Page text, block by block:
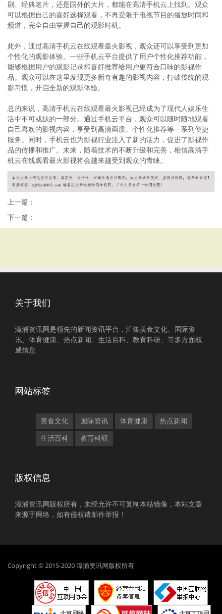
剧、经典老片，还是国外的大片，都能在高清手机云上找到。观众
可以根据自己的喜好选择观看，不再受限于电视节目的播放时间和
频道，完全自由掌握自己的观影时机。
此外，通过高清手机云在线观看最火影视，观众还可以享受到更加
个性化的观影体验。一些手机云平台提供了用户个性化推荐功能，
能够根据用户的观影记录和喜好推荐给用户更符合口味的影视作
品。观众可以在这里发现更多新奇有趣的影视内容，打破传统的观
影习惯，开启全新的观影体验。
总的来说，高清手机云在线观看最火影视已经成为了现代人娱乐生
活中不可或缺的一部分。通过手机云平台，观众可以随时随地观看
自己喜欢的影视内容，享受到高清画质、个性化推荐等一系列便捷
服务。同时，手机云也为影视行业注入了新的活力，促进了影视作
品的传播和推广。未来，随着技术的不断升级和完善，相信高清手
机云在线观看最火影视将会越来越受到观众的青睐。
上一篇：
下一篇：
关于我们
漳浦资讯网是领先的新闻资讯平台，汇集美食文化、国际资
讯、体育健康、热点新闻、生活百科、教育科研、等多方面权
威信息
网站标签
美食文化 国际资讯 体育健康 热点新闻
生活百科 教育科研
版权信息
漳浦资讯网版权所有，未经允许不可复制本站镜像，本站文章
来源于网络，如有侵权请邮件举报！
Copyright © 2015-2020 漳浦资讯网版权所有